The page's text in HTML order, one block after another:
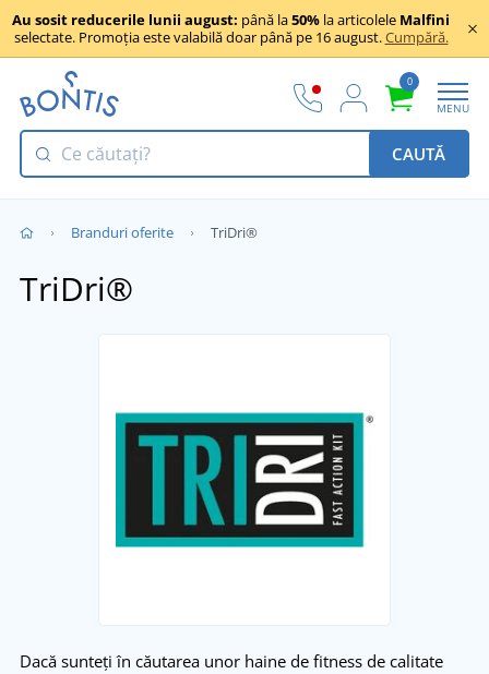
Au sosit reducerile lunii august: până la50% la articolele Malfini
selectate. Promoția este valabilă doar până pe 16 august.Cumpără.
0
MENU
CAUTĂ
Branduri oferite TriDri®
TriDri®
Dacă sunteți în căutarea unor haine de fitness de calitate